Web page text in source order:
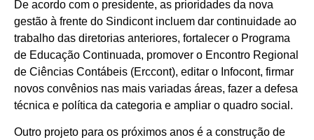
De acordo com o presidente, as prioridades da nova
gestão à frente do Sindicont incluem dar continuidade ao
trabalho das diretorias anteriores, fortalecer o Programa
de Educação Continuada, promover o Encontro Regional
de Ciências Contábeis (Erccont), editar o Infocont, firmar
novos convênios nas mais variadas áreas, fazer a defesa
técnica e política da categoria e ampliar o quadro social.
Outro projeto para os próximos anos é a construção de